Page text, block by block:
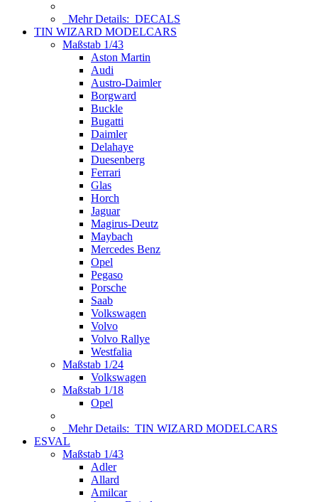
Mehr Details: DECALS
TIN WIZARD MODELCARS
Maßstab 1/43
Aston Martin
Audi
Austro-Daimler
Borgward
Buckle
Bugatti
Daimler
Delahaye
Duesenberg
Ferrari
Glas
Horch
Jaguar
Magirus-Deutz
Maybach
Mercedes Benz
Opel
Pegaso
Porsche
Saab
Volkswagen
Volvo
Volvo Rallye
Westfalia
Maßstab 1/24
Volkswagen
Maßstab 1/18
Opel
Mehr Details: TIN WIZARD MODELCARS
ESVAL
Maßstab 1/43
Adler
Allard
Amilcar